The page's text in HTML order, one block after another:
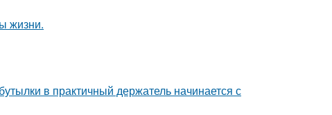
жизни.
в практичный держатель начинается с